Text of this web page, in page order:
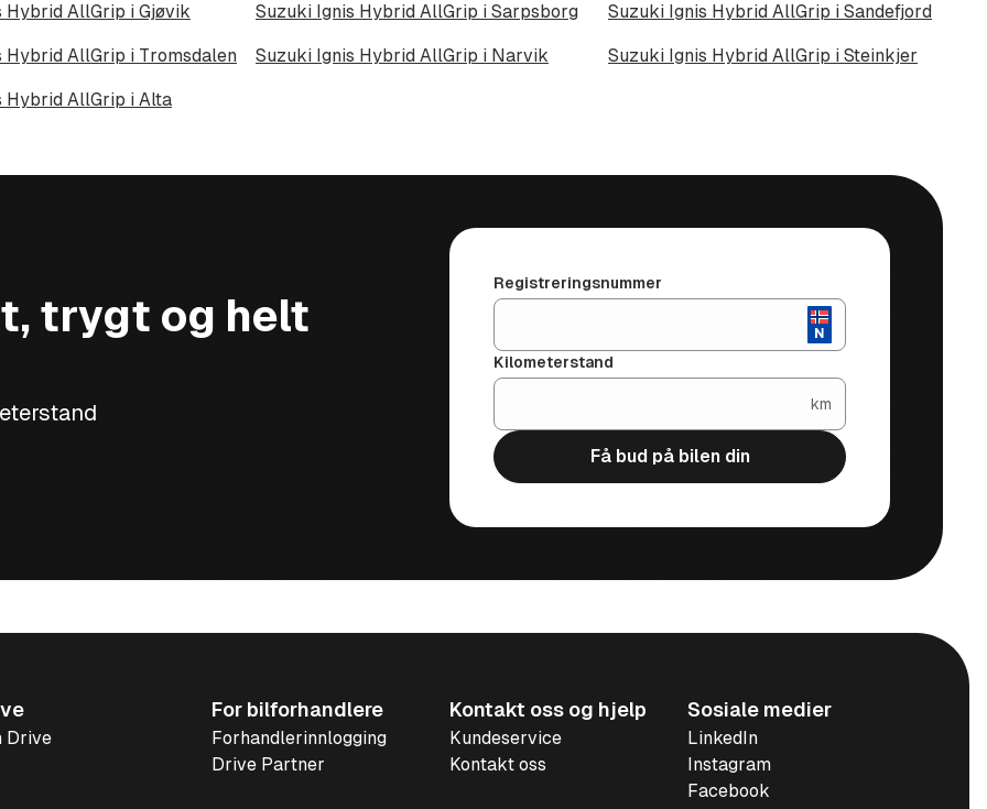
Hybrid AllGrip i Gjøvik Suzuki Ignis Hybrid AllGrip i Sarpsborg Suzuki Ignis Hybrid AllGrip i Sandefjord
Hybrid AllGrip i Tromsdalen Suzuki Ignis Hybrid AllGrip i Narvik Suzuki Ignis Hybrid AllGrip i Steinkjer
Hybrid AllGrip i Alta
trygt og helt
Registreringsnummer
Kilometerstand
km
Få bud på bilen din
Drive
For bilforhandlere
Forhandlerinnlogging
Drive Partner
Kontakt oss og hjelp
Kundeservice
Kontakt oss
Sosiale medier
LinkedIn
Instagram
Facebook